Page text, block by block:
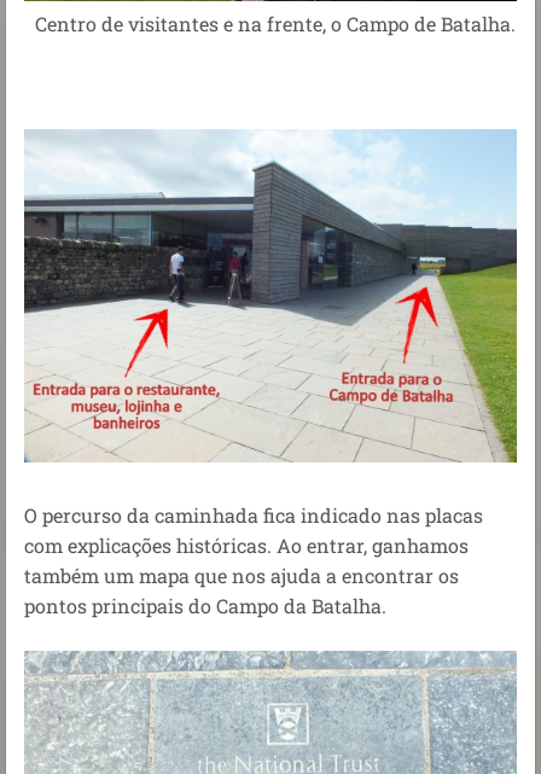
Centro de visitantes e na frente, o Campo de Batalha.
O percurso da caminhada fica indicado nas placas
com explicações históricas. Ao entrar, ganhamos
também um mapa que nos ajuda a encontrar os
pontos principais do Campo da Batalha.